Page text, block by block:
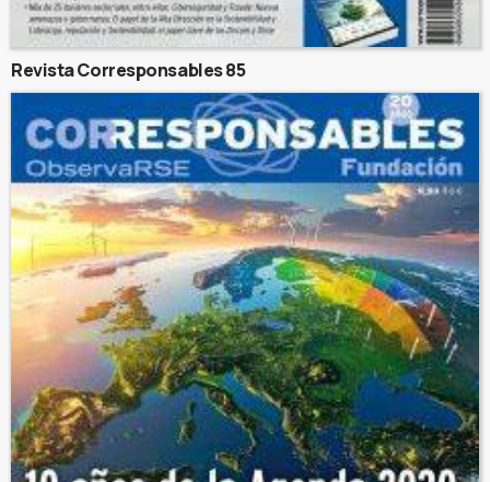
Revista Corresponsables 85